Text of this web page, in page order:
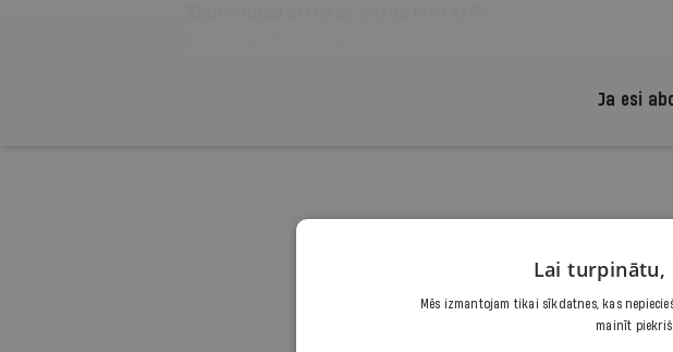
Ja esi
Turpini lasīt,
Iepazīšanās
Lai turpinātu,
Mēs izmantojam tikai sīkdatnes, kas
mainīt